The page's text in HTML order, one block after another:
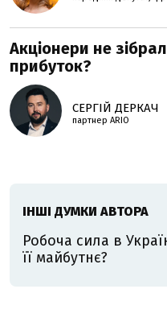
Акціонери не
прибуток?
СЕРГІЙ ДЕРКАЧ
партнер ARIO
ІНШІ ДУМКИ АВТОРА
Робоча сила в
її майбутнє?